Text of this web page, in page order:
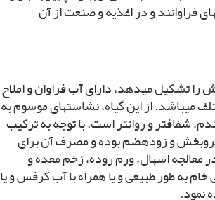
فراوانند و در اغذیه و صنعت از آن
تشکیل مى‏دهد، داراى آب فراوان و املاح
مى‏باشد. از این گیاه، نشاسته‏اى موسوم به
شفاف‏تر و روان‏تر است. با توجه به ترکیب
و زودهضم بوده و مصرف آن براى
معالجه اسهال، ورم روده، زخم معده و
به طور طبیعى و یا همراه با آب کرفس و یا
نمود.